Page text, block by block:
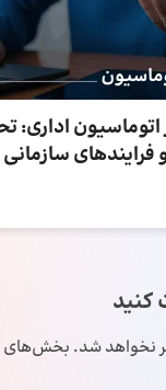
اداری:
سازمانی
کنید
نخواهد شد. بخش‌های